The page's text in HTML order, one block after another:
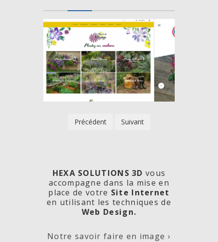
Les
Précédent Suivant
HEXA SOLUTIONS 3D vous
accompagne dans la mise en
place de votre Site Internet
en utilisant les techniques de
Web Design.
Notre savoir faire en image ›